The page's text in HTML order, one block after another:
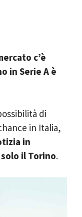
c’è
in Serie A è
di
in Italia,
in
il Torino.